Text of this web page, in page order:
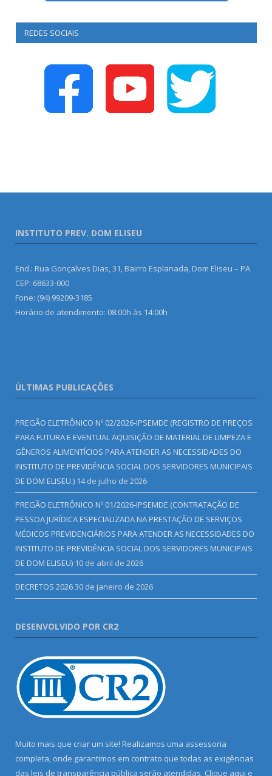
REDES SOCIAIS
INSTITUTO PREV. DOM ELISEU
End.: Rua Gonçalves Dias, 31, Bairro Esplanada, Dom Eliseu – PA
CEP: 68633-000
Fone: (94) 99209-3185
Horário de atendimento: 08:00h às 14:00h
ÚLTIMAS PUBLICAÇÕES
PREGÃO ELETRÔNICO Nº 02/2026-IPSEMDE (REGISTRO DE PREÇOS
PARA FUTURA E EVENTUAL AQUISIÇÃO DE MATERIAL DE LIMPEZA E
GÊNEROS ALIMENTÍCIOS PARA ATENDER AS NECESSIDADES DO
INSTITUTO DE PREVIDÊNCIA SOCIAL DOS SERVIDORES MUNICIPAIS
DE DOM ELISEU.) 14 de julho de 2026
PREGÃO ELETRÔNICO Nº 01/2026-IPSEMDE (CONTRATAÇÃO DE
PESSOA JURÍDICA ESPECIALIZADA NA PRESTAÇÃO DE SERVIÇOS
MÉDICOS PREVIDENCIÁRIOS PARA ATENDER AS NECESSIDADES DO
INSTITUTO DE PREVIDÊNCIA SOCIAL DOS SERVIDORES MUNICIPAIS
DE DOM ELISEU) 10 de abril de 2026
DECRETOS 202630 de janeiro de 2026
DESENVOLVIDO POR CR2
Muito mais que criar um site! Realizamos uma assessoria
completa, onde garantimos em contrato que todas as exigências
das leis de transparência pública serão atendidas. Clique aqui e